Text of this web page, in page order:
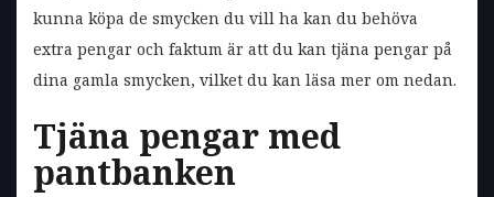
kunna köpa de smycken du vill ha kan du behöva
extra pengar och faktum är att du kan tjäna pengar på
dina gamla smycken, vilket du kan läsa mer om nedan.
Tjäna pengar med
pantbanken